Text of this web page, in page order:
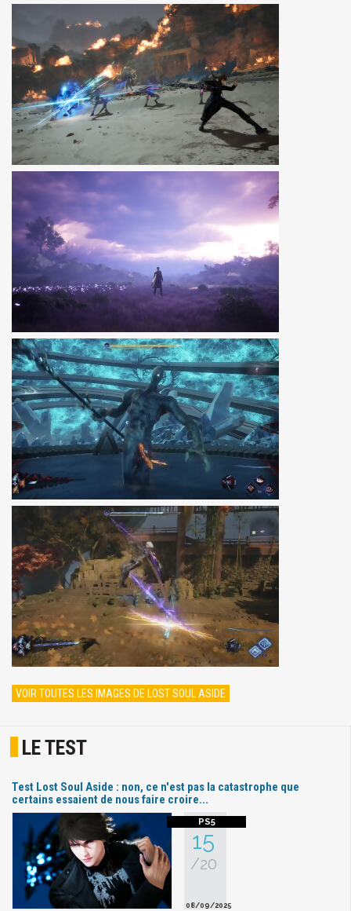
VOIR TOUTES LES IMAGES DE LOST SOUL ASIDE
LE TEST
Test Lost Soul Aside : non, ce n'est pas la catastrophe que
certains essaient de nous faire croire...
15
/20
08/09/2025